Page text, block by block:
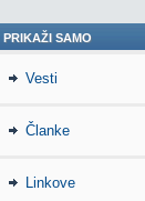
PRIKAŽI SAMO
Vesti
Članke
Linkove